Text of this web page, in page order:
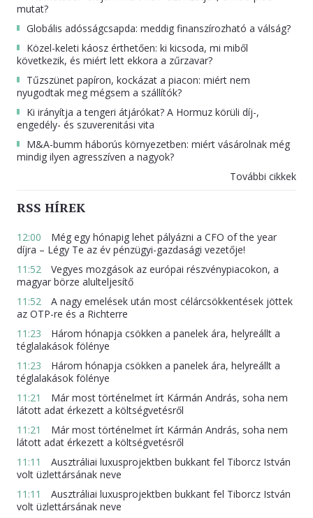
mutat?
Globális adósságcsapda: meddig finanszírozható a válság?
Közel-keleti káosz érthetően: ki kicsoda, mi miből
következik, és miért lett ekkora a zűrzavar?
Tűzszünet papíron, kockázat a piacon: miért nem
nyugodtak meg mégsem a szállítók?
Ki irányítja a tengeri átjárókat? A Hormuz körüli díj-,
engedély- és szuverenitási vita
M&A-bumm háborús környezetben: miért vásárolnak még
mindig ilyen agresszíven a nagyok?
További cikkek
RSS HÍREK
12:00
Még egy hónapig lehet pályázni a CFO of the year
díjra – Légy Te az év pénzügyi-gazdasági vezetője!
11:52
Vegyes mozgások az európai részvénypiacokon, a
magyar börze alulteljesítő
11:52
A nagy emelések után most célárcsökkentések jöttek
az OTP-re és a Richterre
11:23
Három hónapja csökken a panelek ára, helyreállt a
téglalakások fölénye
11:23
Három hónapja csökken a panelek ára, helyreállt a
téglalakások fölénye
11:21
Már most történelmet írt Kármán András, soha nem
látott adat érkezett a költségvetésről
11:21
Már most történelmet írt Kármán András, soha nem
látott adat érkezett a költségvetésről
11:11
Ausztráliai luxusprojektben bukkant fel Tiborcz István
volt üzlettársának neve
11:11
Ausztráliai luxusprojektben bukkant fel Tiborcz István
volt üzlettársának neve